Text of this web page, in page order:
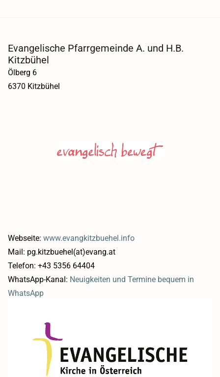
Evangelische Pfarrgemeinde A. und H.B.
Kitzbühel
Ölberg 6
6370 Kitzbühel
Webseite: www.evangkitzbuehel.info
Mail: pg.kitzbuehel(at)evang.at
Telefon: +43 5356 64404
WhatsApp-Kanal: Neuigkeiten und Termine bequem in
WhatsApp